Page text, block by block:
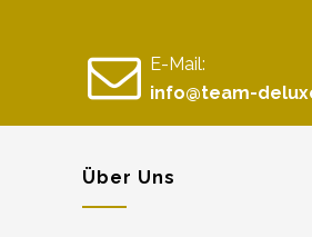
E-Mail:
info@team-
Über Uns